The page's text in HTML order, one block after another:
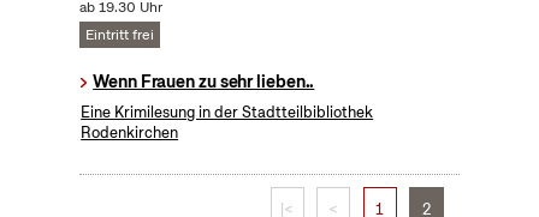
ab 19.30 Uhr
Eintritt frei
Wenn Frauen zu sehr lieben..
Eine Krimilesung in der Stadtteilbibliothek
Rodenkirchen
|< < 1 2